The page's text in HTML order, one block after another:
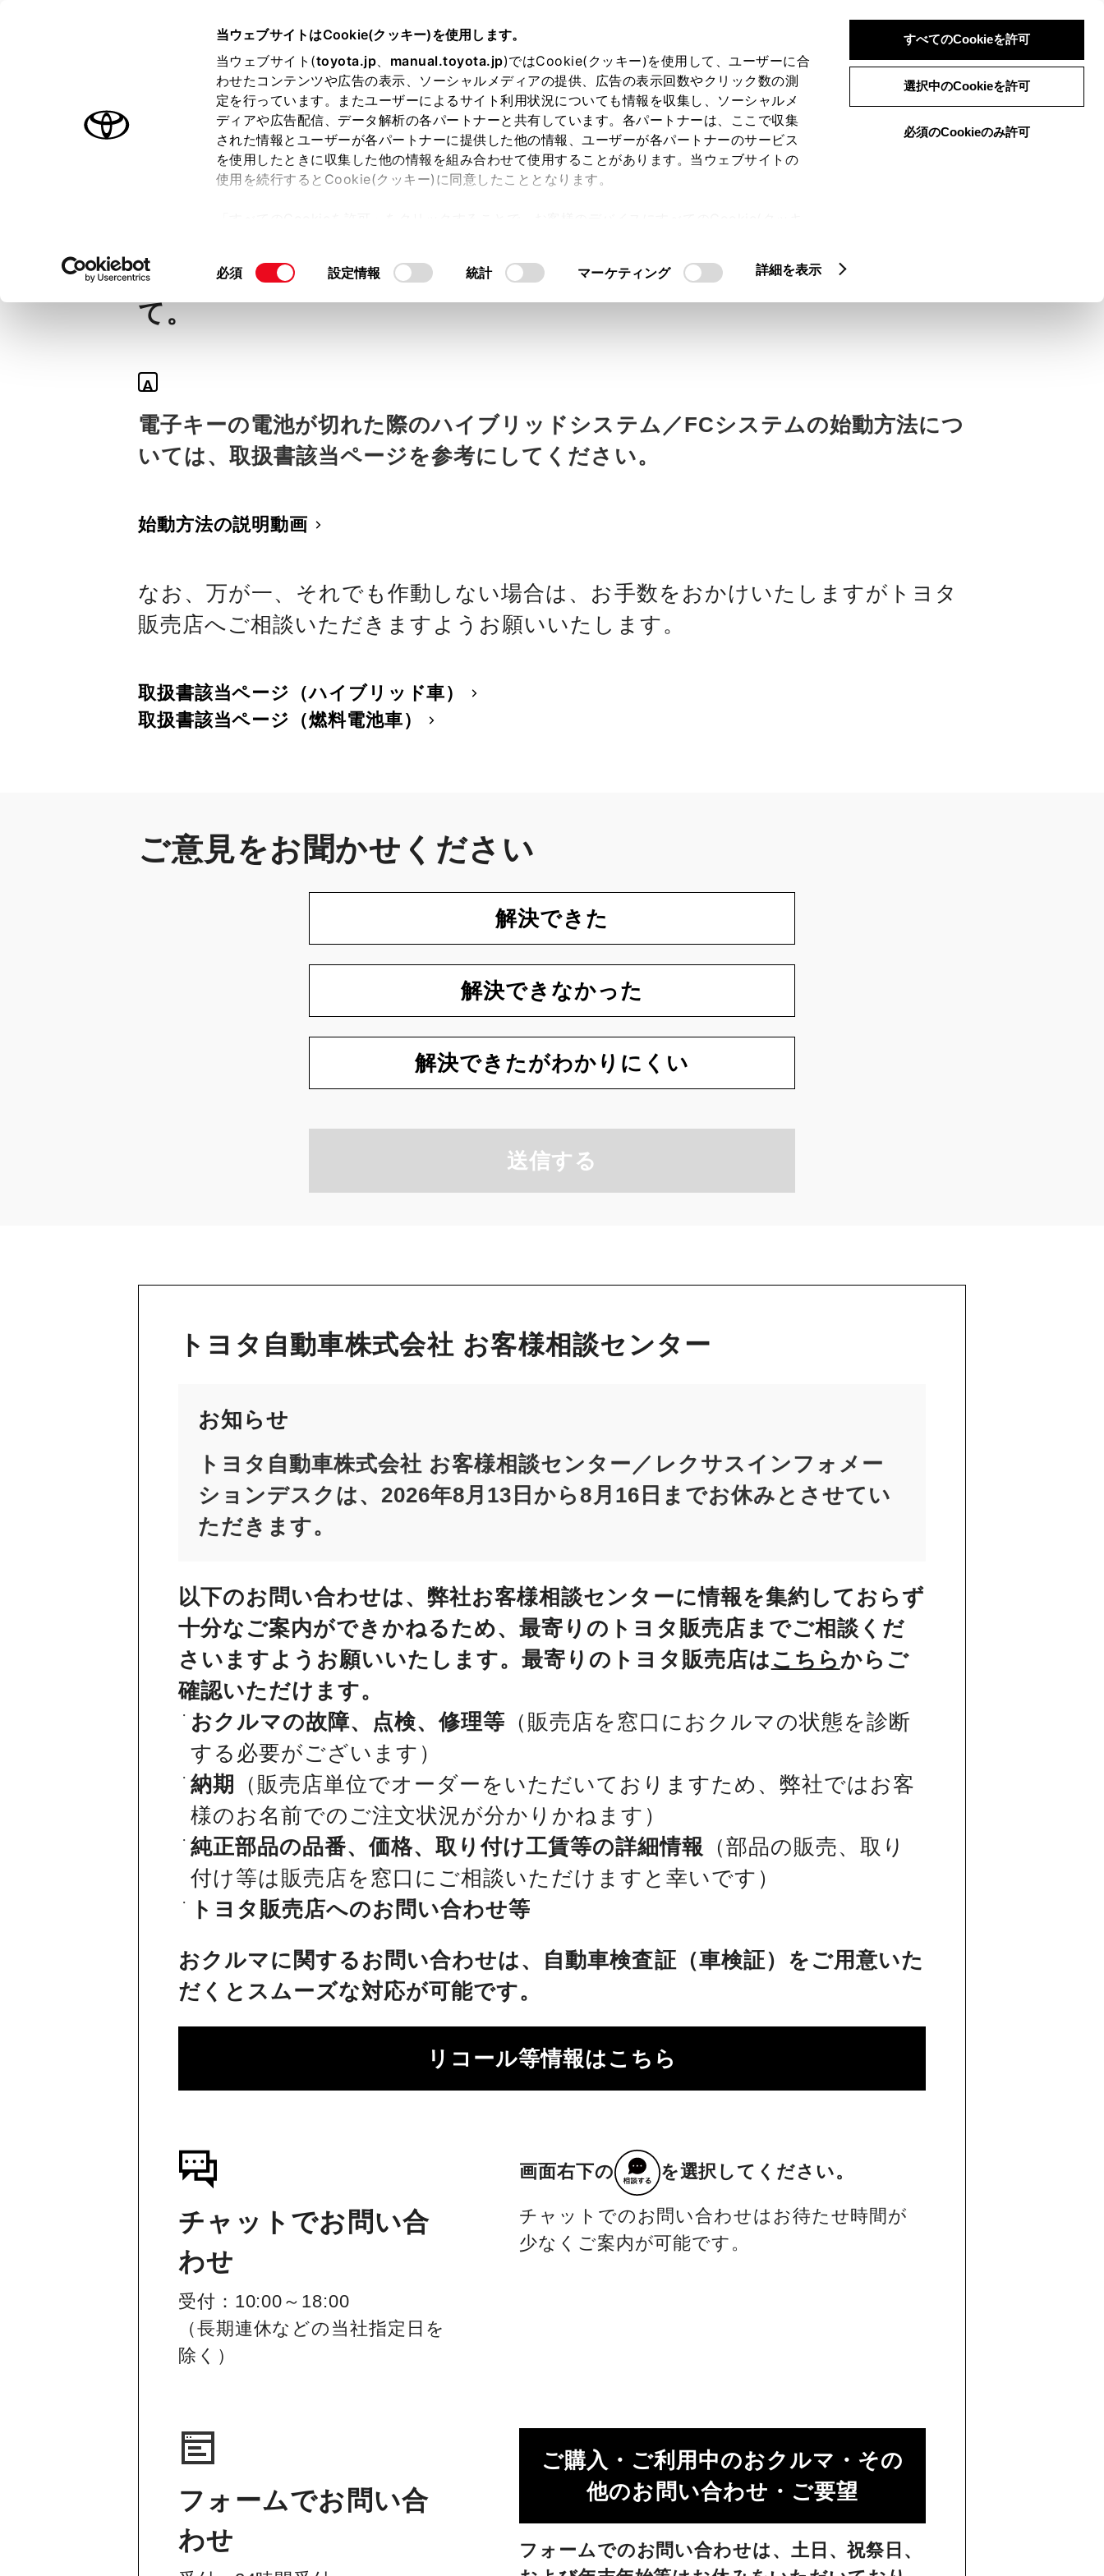
当ウェブサイトはCookie(クッキー)を使用します。
当ウェブサイト(toyota.jp、 manual.toyota.jp)ではCookie(クッキー)を使用して、ユーザーに合
わせたコンテンツや広告の表示、ソーシャルメディアの提供、広告の表示回数やクリック数の測
定を行っています。またユーザーによるサイト利用状況についても情報を収集し、ソーシャルメ
ディアや広告配信、データ解析の各パートナーと共有しています。各パートナーは、ここで収集
された情報とユーザーが各パートナーに提供した他の情報、ユーザーが各パートナーのサービス
を使用したときに収集した他の情報を組み合わせて使用することがあります。当ウェブサイトの
使用を続行するとCookie(クッキー)に同意したこととなります。
て」をご覧ください。
同
必須 設定情報 統計 マーケティング 詳細を表示
すべてのCookieを許可
選択中のCookieを許可
必須のCookieのみ許可
ログイン 検索 メニュー
オーナーサポート トピックス
にハイブリッドシステム／FCシステムを始動すればいいか教え
て。
A
電子キーの電池が切れた際のハイブリッドシステム／FCシステムの始動方法につ
いては、取扱書該当ページを参考にしてください。
始動方法の説明動画
なお、万が一、それでも作動しない場合は、お手数をおかけいたしますがトヨタ
販売店へご相談いただきますようお願いいたします。
取扱書該当ページ（ハイブリッド車）
取扱書該当ページ（燃料電池車）
ご意見をお聞かせください
解決できた
解決できなかった
解決できたがわかりにくい
送信する
トヨタ自動車株式会社 お客様相談センター
お知らせ
トヨタ自動車株式会社 お客様相談センター／レクサスインフォメー
ションデスクは、2026年8月13日から8月16日までお休みとさせてい
ただきます。
以下のお問い合わせは、弊社お客様相談センターに情報を集約しておらず
十分なご案内ができかねるため、最寄りのトヨタ販売店までご相談くだ
さいますようお願いいたします。最寄りのトヨタ販売店は こちら からご
確認いただけます。
おクルマの故障、点検、修理等 （販売店を窓口におクルマの状態を診断
する必要がございます）
納期
（販売店単位でオーダーをいただいておりますため、弊社ではお客
様のお名前でのご注文状況が分かりかねます）
純正部品の品番、価格、取り付け工賃等の詳細情報
（部品の販売、取り
付け等は販売店を窓口にご相談いただけますと幸いです）
トヨタ販売店へのお問い合わせ等
おクルマに関するお問い合わせは、自動車検査証（車検証）をご用意いた
だくとスムーズな対応が可能です。
リコール等情報はこちら
チャットでお問い合
わせ
受付：10:00～18:00
（長期連休などの当社指定日を
除く）
画面右下の を選択してください。
チャットでのお問い合わせはお待たせ時間が
少なくご案内が可能です。
フォームでお問い合
わせ
ご購入・ご利用中のおクルマ・その
他のお問い合わせ・ご要望​
フォームでのお問い合わせは、土日、祝祭日、